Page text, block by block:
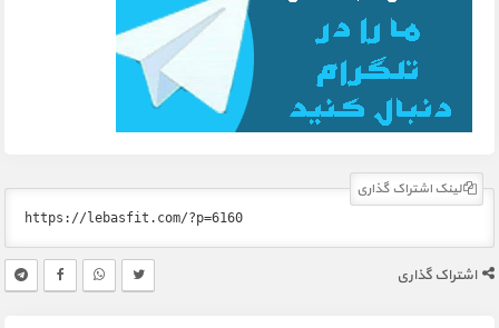
لینک اشتراک گذاری
اشتراک گذاری